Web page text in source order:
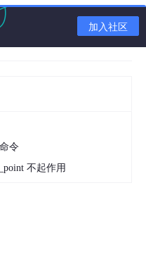
加入社区
令
不起作用